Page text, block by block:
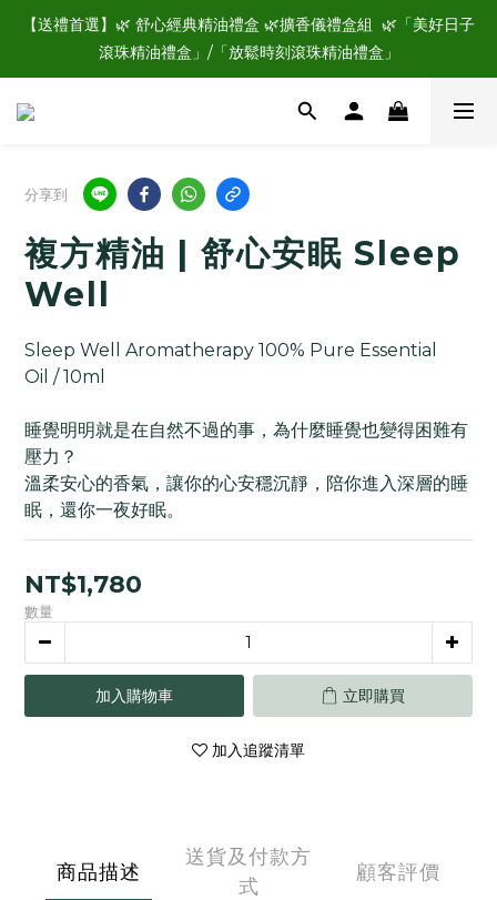
☑️加入好馨晴會員，立即領購物金$100💰，現領現用，再享每年
專屬生日禮🎁
【送禮首選】🌿 舒心經典精油禮盒 🌿擴香儀禮盒組  🌿「美好日子
滾珠精油禮盒」/「放鬆時刻滾珠精油禮盒」
☑️加入好馨晴會員，立即領購物金$100💰，現領現用，再享每年
分享到
複方精油 | 舒心安眠 Sleep
Well
Sleep Well Aromatherapy 100% Pure Essential
Oil / 10ml
睡覺明明就是在自然不過的事，為什麼睡覺也變得困難有
壓力？
溫柔安心的香氣，讓你的心安穩沉靜，陪你進入深層的睡
眠，還你一夜好眠。
NT$1,780
數量
加入購物車 立即購買
加入追蹤清單
商品描述
送貨及付款方
式
顧客評價